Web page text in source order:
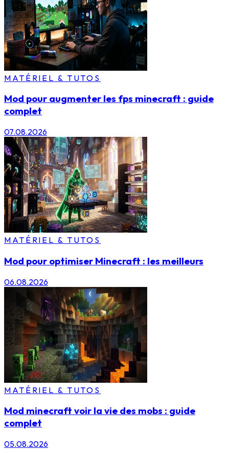
MATÉRIEL & TUTOS
Mod pour augmenter les fps minecraft : guide
complet
07.08.2026
MATÉRIEL & TUTOS
Mod pour optimiser Minecraft : les meilleurs
06.08.2026
MATÉRIEL & TUTOS
Mod minecraft voir la vie des mobs : guide
complet
05.08.2026